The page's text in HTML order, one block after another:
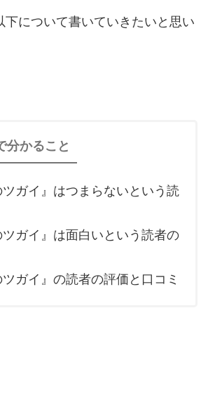
下について書いていきたいと思い
分かること
ツガイ』はつまらないという読
ツガイ』は面白いという読者の
ツガイ』の読者の評価と口コミ